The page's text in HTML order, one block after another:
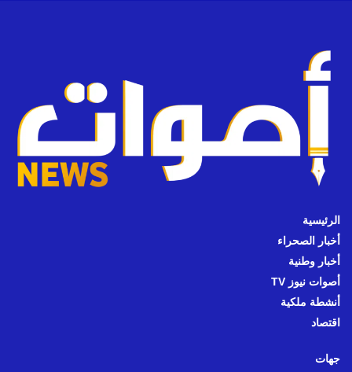
الرئيسية
أخبار الصحراء
أخبار وطنية
أصوات نيوز TV
أنشطة ملكية
اقتصاد
جهات